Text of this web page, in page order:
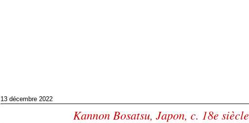
13 décembre 2022
Kannon Bosatsu, Japon, c. 18e siècle